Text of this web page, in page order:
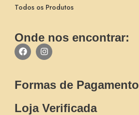
Todos os Produtos
Onde nos encontrar:
Formas de Pagamento
Loja Verificada